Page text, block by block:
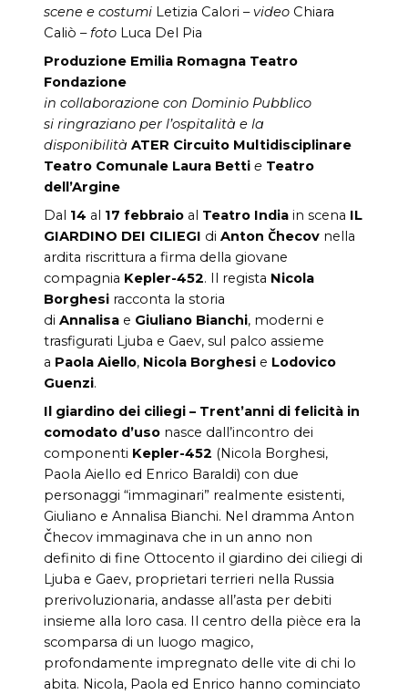
scene e costumi Letizia Calori –video Chiara
Caliò – foto Luca Del Pia
Produzione Emilia Romagna Teatro
Fondazione
in collaborazione con Dominio Pubblico
si ringraziano per l’ospitalità e la
disponibilità ATER Circuito Multidisciplinare
Teatro Comunale Laura Betti e Teatro
dell’Argine
Dal 14 al 17 febbraio al Teatro India in scena IL
GIARDINO DEI CILIEGI di Anton Čhecov nella
ardita riscrittura a firma della giovane
compagnia Kepler-452. Il regista Nicola
Borghesi racconta la storia
di Annalisa e Giuliano Bianchi, moderni e
trasfigurati Ljuba e Gaev, sul palco assieme
a Paola Aiello, Nicola Borghesi e Lodovico
Guenzi.
Il giardino dei ciliegi – Trent’anni di felicità in
comodato d’uso nasce dall’incontro dei
componenti Kepler-452 (Nicola Borghesi,
Paola Aiello ed Enrico Baraldi) con due
personaggi “immaginari” realmente esistenti,
Giuliano e Annalisa Bianchi. Nel dramma Anton
Čhecov immaginava che in un anno non
definito di fine Ottocento il giardino dei ciliegi di
Ljuba e Gaev, proprietari terrieri nella Russia
prerivoluzionaria, andasse all’asta per debiti
insieme alla loro casa. Il centro della pièce era la
scomparsa di un luogo magico,
profondamente impregnato delle vite di chi lo
abita. Nicola, Paola ed Enrico hanno cominciato